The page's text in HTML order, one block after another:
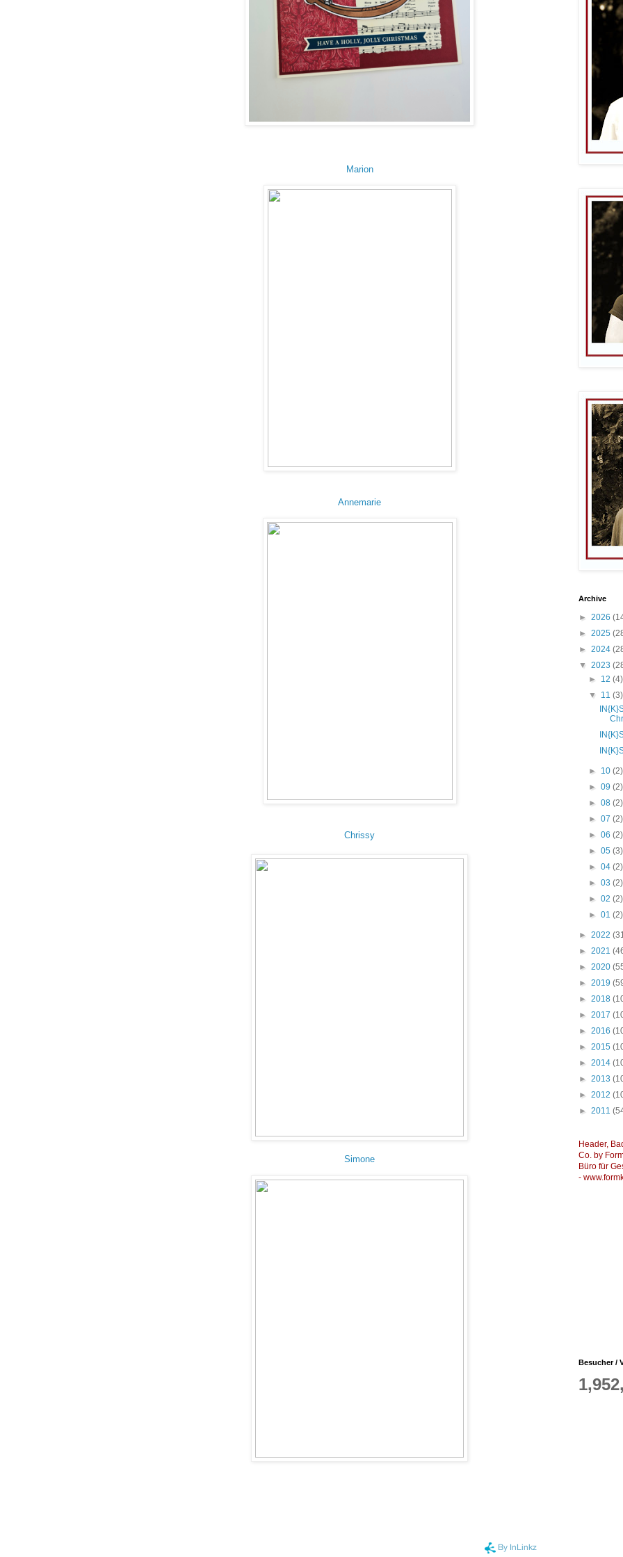
Marion
Annemarie
Chrissy
Simone
Archive
► 2026
► 2025
► 2024
▼ 2023
► 12(4)
▼ 11(3)
► 10(2)
►09(2)
►08(2)
►07(2)
►06(2)
►05(3)
►04(2)
►03(2)
►02(2)
►01(2)
► 2022
► 2021
► 2020
► 2019
► 2018
► 2017
► 2016
► 2015
► 2014
► 2013
► 2012
► 2011
Header,
Co. by
Büro für
-
Besucher /